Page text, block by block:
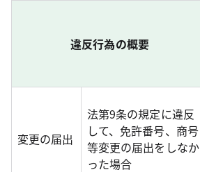
違反行為の概要
変更の届出
法第9条の規定に違反
して、免許番号、商号
等変更の届出をしなか
った場合